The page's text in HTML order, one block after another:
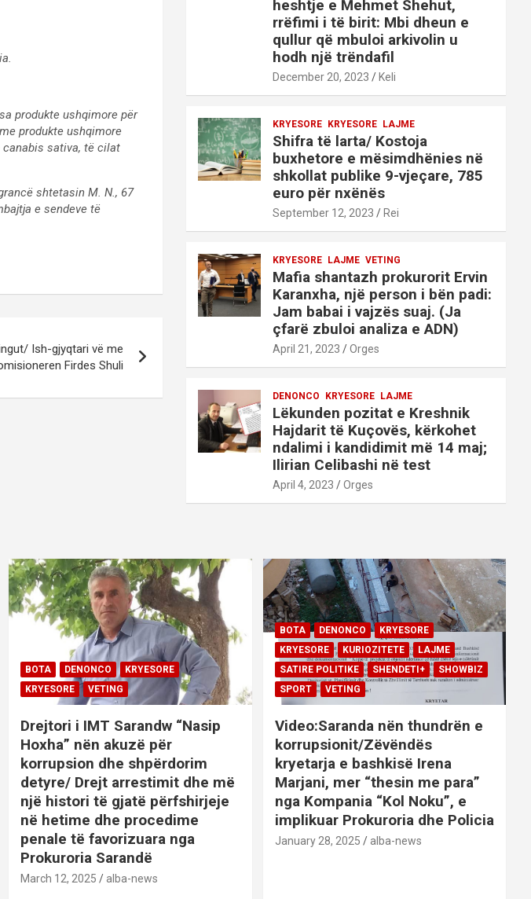
produkte ushqimore për
produkte ushqimore
canabis sativa, të cilat
shtetasin M. N., 67
e sendeve të
Ish-gjyqtari vë me
Firdes Shuli
heshtje e Mehmet Shehut,
rrëfimi i të birit: Mbi dheun e
qullur që mbuloi arkivolin u
hodh një trëndafil
December 20, 2023 Keli
KRYESORE KRYESORE LAJME
Shifra të larta/ Kostoja
buxhetore e mësimdhënies në
shkollat publike 9-vjeçare, 785
euro për nxënës
September 12, 2023 Rei
KRYESORE LAJME VETING
Mafia shantazh prokurorit Ervin
Karanxha, një person i bën padi:
Jam babai i vajzës suaj. (Ja
çfarë zbuloi analiza e ADN)
April 21, 2023 Orges
DENONCO KRYESORE LAJME
Lëkunden pozitat e Kreshnik
Hajdarit të Kuçovës, kërkohet
ndalimi i kandidimit më 14 maj;
Ilirian Celibashi në test
April 4, 2023 Orges
BOTA DENONCO
KRYESORE
KRYESORE
VETING
Drejtori i IMT Sarandw “Nasip
Hoxha” nën akuzë për
korrupsion dhe shpërdorim
detyre/ Drejt arrestimit dhe më
një histori të gjatë përfshirjeje
në hetime dhe procedime
penale të favorizuara nga
Prokuroria Sarandë
March 12, 2025 alba-news
BOTA DENONCO
KRYESORE
KRYESORE
KURIOZITETE
LAJME
SATIRE POLITIKE
SHENDETI+
SHOWBIZ
SPORT
VETING
Video:Saranda nën thundrën e
korrupsionit/Zëvëndës
kryetarja e bashkisë Irena
Marjani, mer “thesin me para”
nga Kompania “Kol Noku”, e
implikuar Prokuroria dhe Policia
January 28, 2025 alba-news
BOTA DENONCO
KRYESORE